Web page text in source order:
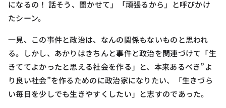
になるの！ 話そう、聞かせて」「頑張るから」と呼びかけ
たシーン。
一見、この事件と政治は、なんの関係もないものと思われ
る。しかし、あかりはきちんと事件と政治を関連づけて「生
きててよかったと思える社会を作る」と、本来あるべき”よ
り良い社会”を作るためのに政治家になりたい、「生きづら
い毎日を少しでも生きやすくしたい」と志すのであった。